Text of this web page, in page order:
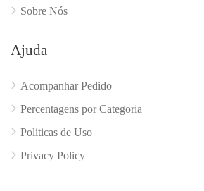
Sobre Nós
Ajuda
Acompanhar Pedido
Percentagens por Categoria
Politicas de Uso
Privacy Policy